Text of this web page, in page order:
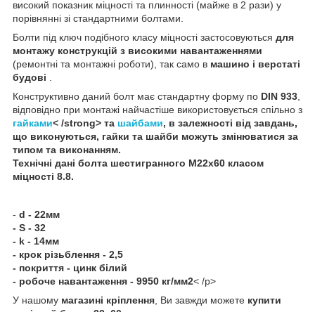
високий показник міцності та плинності (майже в 2 рази) у
порівнянні зі стандартними болтами.
Болти під ключ подібного класу міцності застосовуються для
монтажу конструкцій з високими навантаженнями
(ремонтні та монтажні роботи), так само в машино і верстаті
будові .
Конструктивно даний болт має стандартну форму по DIN 933,
відповідно при монтажі найчастіше використовується спільно з
гайками< /strong> та шайбами, в залежності від завдань,
що виконуються, гайки та шайби можуть змінюватися за
типом та виконанням.
Технічні дані болта шестигранного М22х60 класом
міцності 8.8.
- d - 22мм
- S - 32
- k - 14мм
- крок різьблення - 2,5
- покриття - цинк білий
- робоче навантаження - 9950 кг/мм2< /p>
У нашому магазині кріплення, Ви завжди можете купити